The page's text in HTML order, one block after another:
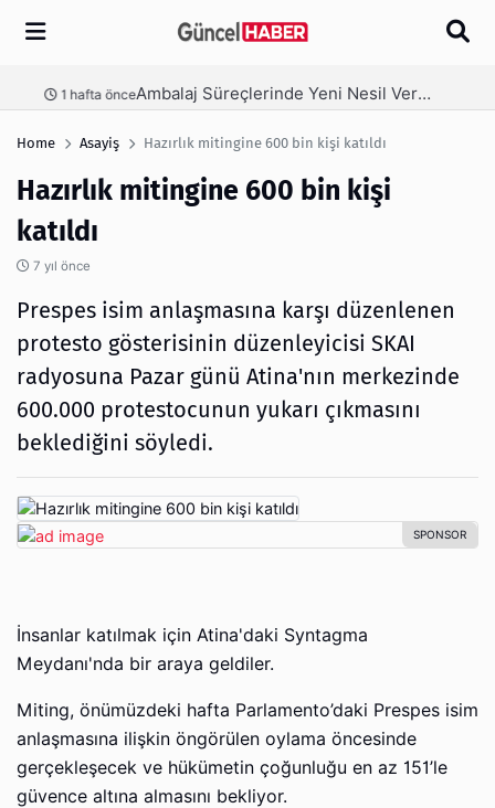
Arama
Ambalaj Süreçlerinde Yeni Nesil Verimliliği Olimpack ile Yakalayın 3 hafta önce
Home Asayiş Hazırlık mitingine 600 bin kişi katıldı
Hazırlık mitingine 600 bin kişi
katıldı
7 yıl önce
Prespes isim anlaşmasına karşı düzenlenen
protesto gösterisinin düzenleyicisi SKAI
radyosuna Pazar günü Atina'nın merkezinde
600.000 protestocunun yukarı çıkmasını
beklediğini söyledi.
İnsanlar katılmak için Atina'daki Syntagma
Meydanı'nda bir araya geldiler.
Miting, önümüzdeki hafta Parlamento’daki Prespes isim
anlaşmasına ilişkin öngörülen oylama öncesinde
gerçekleşecek ve hükümetin çoğunluğu en az 151’le
güvence altına almasını bekliyor.